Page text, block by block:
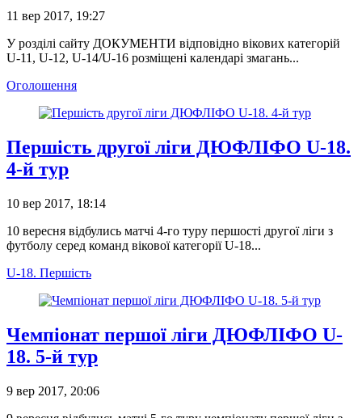
11 вер 2017, 19:27
У розділі сайту ДОКУМЕНТИ відповідно вікових категорій
U-11, U-12, U-14/U-16 розміщені календарі змагань...
Оголошення
Першість другої ліги ДЮФЛІФО U-18.
4-й тур
10 вер 2017, 18:14
10 вересня відбулись матчі 4-го туру першості другої ліги з
футболу серед команд вікової категорії U-18...
U-18. Першість
Чемпіонат першої ліги ДЮФЛІФО U-
18. 5-й тур
9 вер 2017, 20:06